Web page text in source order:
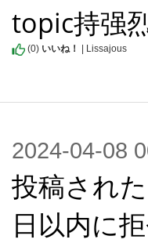
topic持强
(0) いいね！ | Lissajous
2024-04-08
投稿され
日以内に